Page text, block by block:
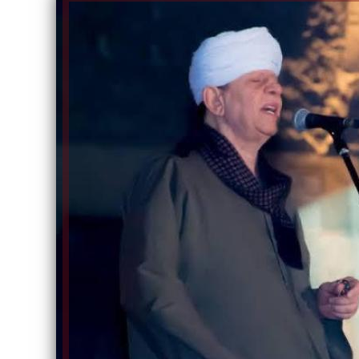
الكاتبة إلهام شرشر تهنئ الرئيس
السيسي بعيد ميلاده وتُشيد بجهوده
في بناء الدولة